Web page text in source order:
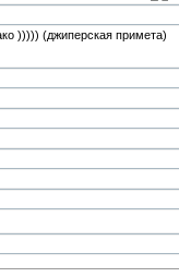
))))) (джиперская примета)